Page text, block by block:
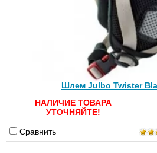
Шлем Julbo Twister
НАЛИЧИЕ ТОВАРА
УТОЧНЯЙТЕ!
Сравнить